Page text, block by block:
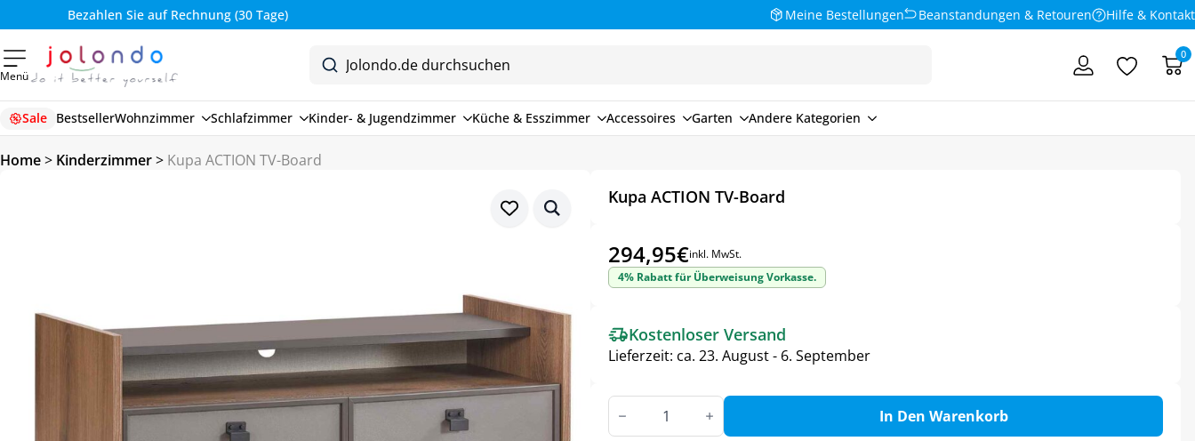
Bezahlen Sie auf Rechnung (30 Tage) Meine Bestellungen Beanstandungen & Retouren Hilfe & Kontakt
Menü
0
Sale BestsellerWohnzimmer Schlafzimmer Kinder- & Jugendzimmer Küche & Esszimmer Accessoires Garten Andere Kategorien
Home> Kinderzimmer> Kupa ACTION TV-Board
Kupa ACTION TV-Board
294,95€inkl. MwSt.
4% Rabatt für Überweisung Vorkasse.
Kostenloser Versand
Lieferzeit: ca. 23. August - 6. September
Kupa
ACTION
TV-
In Den Warenkorb